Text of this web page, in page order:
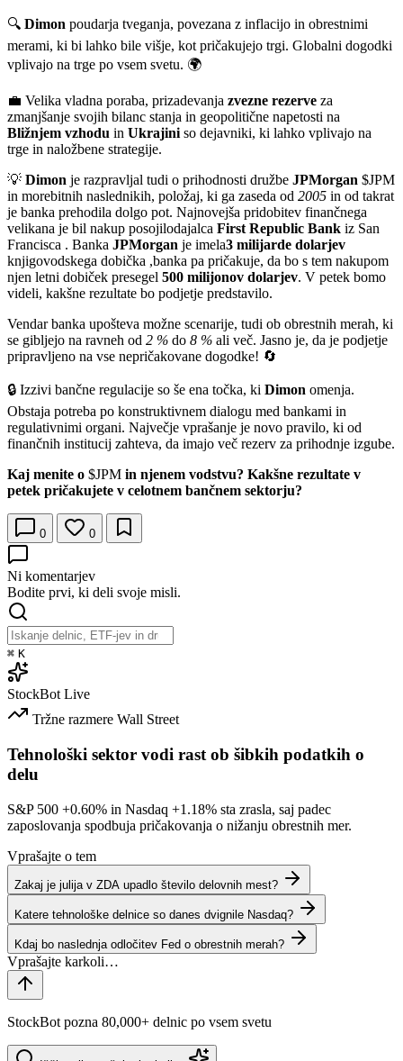
🔍 Dimon poudarja tveganja, povezana z inflacijo in obrestnimi
merami, ki bi lahko bile višje, kot pričakujejo trgi. Globalni dogodki
vplivajo na trge po vsem svetu. 🌍
💼 Velika vladna poraba, prizadevanja zvezne rezerve za
zmanjšanje svojih bilanc stanja in geopolitične napetosti na
Bližnjem vzhodu in Ukrajini so dejavniki, ki lahko vplivajo na
trge in naložbene strategije.
💡 Dimon je razpravljal tudi o prihodnosti družbe JPMorgan $JPM
in morebitnih naslednikih, položaj, ki ga zaseda od 2005 in od takrat
je banka prehodila dolgo pot. Najnovejša pridobitev finančnega
velikana je bil nakup posojilodajalca First Republic Bank iz San
Francisca . Banka JPMorgan je imela3 milijarde dolarjev
knjigovodskega dobička ,banka pa pričakuje, da bo s tem nakupom
njen letni dobiček presegel 500 milijonov dolarjev. V petek bomo
videli, kakšne rezultate bo podjetje predstavilo.
Vendar banka upošteva možne scenarije, tudi ob obrestnih merah, ki
se gibljejo na ravneh od 2 % do 8 % ali več. Jasno je, da je podjetje
pripravljeno na vse nepričakovane dogodke! 🔄
🔒 Izzivi bančne regulacije so še ena točka, ki Dimon omenja.
Obstaja potreba po konstruktivnem dialogu med bankami in
regulativnimi organi. Največje vprašanje je novo pravilo, ki od
finančnih institucij zahteva, da imajo več rezerv za prihodnje izgube.
Kaj menite o $JPM in njenem vodstvu? Kakšne rezultate v
petek pričakujete v celotnem bančnem sektorju?
0 0
Ni komentarjev
Bodite prvi, ki deli svoje misli.
⌘ K
StockBot Live
Tržne razmere Wall Street
Tehnološki sektor vodi rast ob šibkih podatkih o
delu
S&P 500 +0.60% in Nasdaq +1.18% sta zrasla, saj padec
zaposlovanja spodbuja pričakovanja o nižanju obrestnih mer.
Vprašajte o tem
Zakaj je julija v ZDA upadlo število delovnih mest?
Katere tehnološke delnice so danes dvignile Nasdaq?
Kdaj bo naslednja odločitev Fed o obrestnih merah?
StockBot pozna 80,000+ delnic po vsem svetu